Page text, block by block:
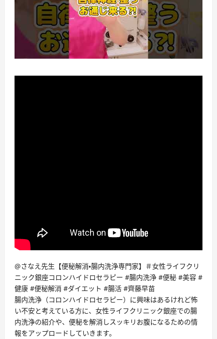
@さなえ先生【便秘解消・腸内洗浄専門家】＃女性ライフクリ
ニック銀座コロンハイドロセラピー #腸内洗浄 #便秘 #美容 #
健康 #便秘解消 #ダイエット #腸活 #齊藤早苗
腸内洗浄（コロンハイドロセラピー）に興味はあるけれど怖
い不安と考えている方に、女性ライフクリニック銀座での腸
内洗浄の紹介や、便秘を解消しスッキリお腹になるための情
報をアップロードしていきます。